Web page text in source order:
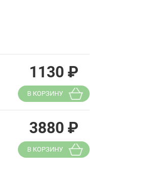
1130 ₽
В КОРЗИНУ
3880 ₽
В КОРЗИНУ